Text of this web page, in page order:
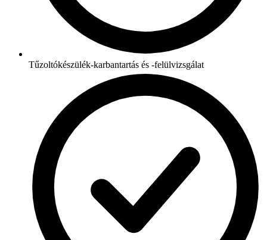
Tűzoltókészülék-karbantartás és -felülvizsgálat